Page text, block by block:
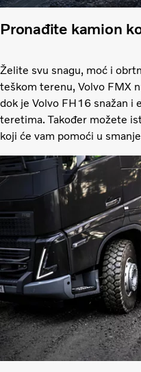
Pronađite kamion
Želite svu snagu, moć i
teškom terenu, Volvo FMX
dok je Volvo FH16 snažan i
teretima. Također možete
koji će vam pomoći u